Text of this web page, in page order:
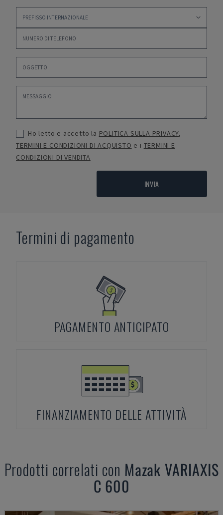
Ho letto e accetto la POLITICA SULLA PRIVACY,
TERMINI E CONDIZIONI DI ACQUISTO e i TERMINI E
CONDIZIONI DI VENDITA
INVIA
Termini di pagamento
PAGAMENTO ANTICIPATO
FINANZIAMENTO DELLE ATTIVITÀ
Prodotti correlati con Mazak VARIAXIS
C 600